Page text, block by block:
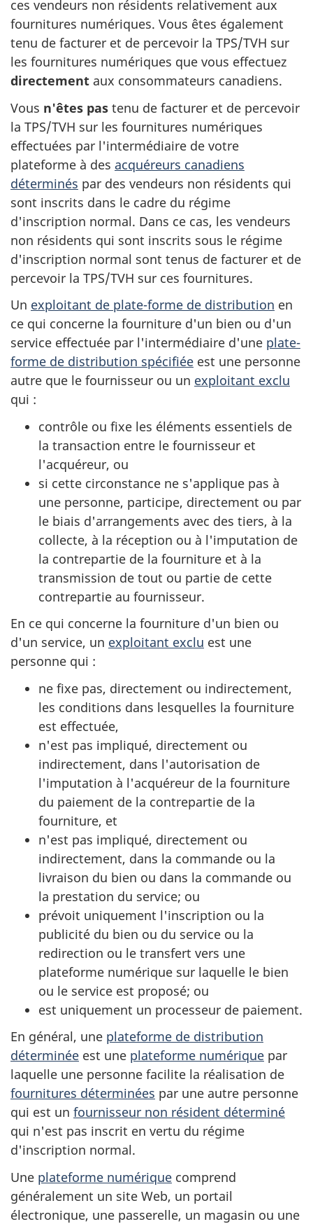
ces vendeurs non résidents relativement aux
fournitures numériques. Vous êtes également
tenu de facturer et de percevoir la TPS/TVH sur
les fournitures numériques que vous effectuez
directement aux consommateurs canadiens.
Vous n'êtes pas tenu de facturer et de percevoir
la TPS/TVH sur les fournitures numériques
effectuées par l'intermédiaire de votre
plateforme à des acquéreurs canadiens
déterminés par des vendeurs non résidents qui
sont inscrits dans le cadre du régime
d'inscription normal. Dans ce cas, les vendeurs
non résidents qui sont inscrits sous le régime
d'inscription normal sont tenus de facturer et de
percevoir la TPS/TVH sur ces fournitures.
Un exploitant de plate-forme de distribution en
ce qui concerne la fourniture d'un bien ou d'un
service effectuée par l'intermédiaire d'une plate-
forme de distribution spécifiée est une personne
autre que le fournisseur ou un exploitant exclu
qui :
contrôle ou fixe les éléments essentiels de
la transaction entre le fournisseur et
l'acquéreur, ou
si cette circonstance ne s'applique pas à
une personne, participe, directement ou par
le biais d'arrangements avec des tiers, à la
collecte, à la réception ou à l'imputation de
la contrepartie de la fourniture et à la
transmission de tout ou partie de cette
contrepartie au fournisseur.
En ce qui concerne la fourniture d'un bien ou
d'un service, un exploitant exclu est une
personne qui :
ne fixe pas, directement ou indirectement,
les conditions dans lesquelles la fourniture
est effectuée,
n'est pas impliqué, directement ou
indirectement, dans l'autorisation de
l'imputation à l'acquéreur de la fourniture
du paiement de la contrepartie de la
fourniture, et
n'est pas impliqué, directement ou
indirectement, dans la commande ou la
livraison du bien ou dans la commande ou
la prestation du service; ou
prévoit uniquement l'inscription ou la
publicité du bien ou du service ou la
redirection ou le transfert vers une
plateforme numérique sur laquelle le bien
ou le service est proposé; ou
est uniquement un processeur de paiement.
En général, une plateforme de distribution
déterminée est une plateforme numérique par
laquelle une personne facilite la réalisation de
fournitures déterminées par une autre personne
qui est un fournisseur non résident déterminé
qui n'est pas inscrit en vertu du régime
d'inscription normal.
Une plateforme numérique comprend
généralement un site Web, un portail
électronique, une passerelle, un magasin ou une